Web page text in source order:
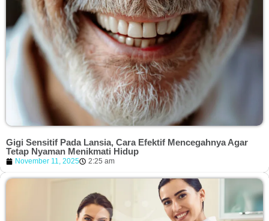
Gigi Sensitif Pada Lansia, Cara Efektif Mencegahnya Agar
Tetap Nyaman Menikmati Hidup
November 11, 2025 2:25 am